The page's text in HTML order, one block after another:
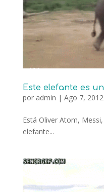
Este elefante es
por admin | Ago 7, 2012
Está Oliver Atom,
elefante...